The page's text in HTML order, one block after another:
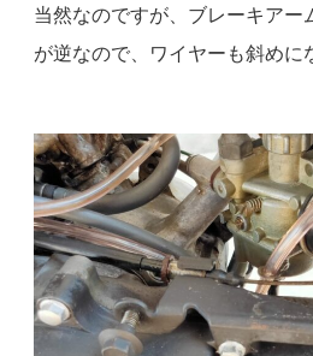
当然なのですが、ブレーキアー
が逆なので、ワイヤーも斜めに